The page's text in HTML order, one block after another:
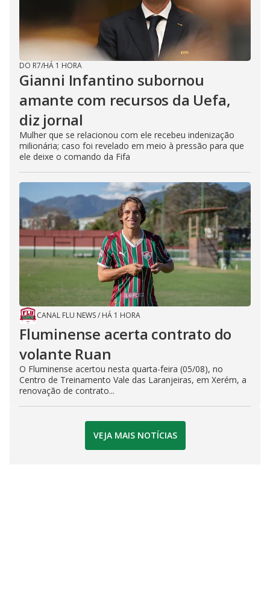
DO R7/HÁ 1 HORA
Gianni Infantino subornou
amante com recursos da Uefa,
diz jornal
Mulher que se relacionou com ele recebeu indenização
milionária; caso foi revelado em meio à pressão para que
ele deixe o comando da Fifa
CANAL FLU NEWS/ HÁ 1 HORA
Fluminense acerta contrato do
volante Ruan
O Fluminense acertou nesta quarta-feira (05/08), no
Centro de Treinamento Vale das Laranjeiras, em Xerém, a
renovação de contrato...
VEJA MAIS NOTÍCIAS